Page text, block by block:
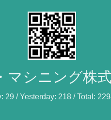
マシニング株
29 / Yesterday: 218/ Total: